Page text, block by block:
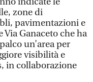
zone di
pavimentazioni e
Ganaceto che ha
un’area per
visibilità e
in collaborazione